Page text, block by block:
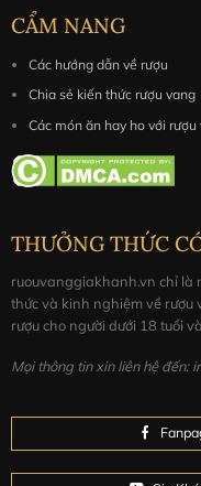
CẨM NANG
Các hướng dẫn về rượu
Chia sẻ kiến thức rượu vang
Các món ăn hay ho với rượu
THƯỞNG THỨC
ruouvanggiakhanh.vn chỉ là
thức và kinh nghiệm về
rượu cho người dưới 18 tuổi
Mọi thông tin xin liên hệ đến: